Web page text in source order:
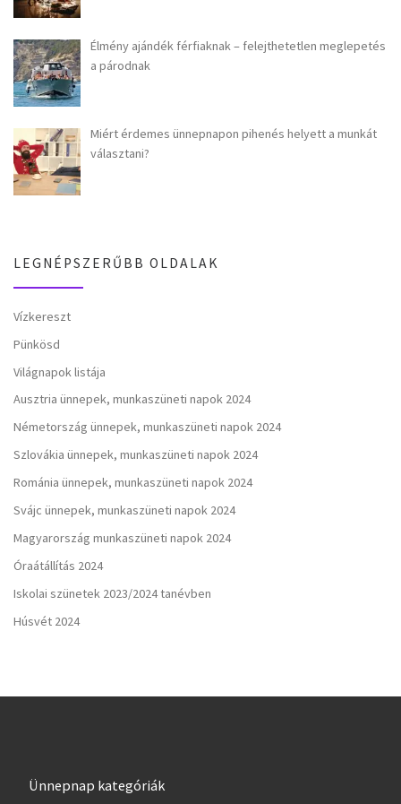
Élmény ajándék férfiaknak – felejthetetlen meglepetés
a párodnak
Miért érdemes ünnepnapon pihenés helyett a munkát
választani?
LEGNÉPSZERŰBB OLDALAK
Vízkereszt
Pünkösd
Világnapok listája
Ausztria ünnepek, munkaszüneti napok 2024
Németország ünnepek, munkaszüneti napok 2024
Szlovákia ünnepek, munkaszüneti napok 2024
Románia ünnepek, munkaszüneti napok 2024
Svájc ünnepek, munkaszüneti napok 2024
Magyarország munkaszüneti napok 2024
Óraátállítás 2024
Iskolai szünetek 2023/2024 tanévben
Húsvét 2024
Ünnepnap kategóriák